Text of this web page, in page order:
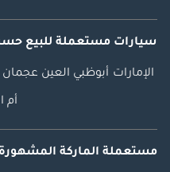
سيارات مستعملة للبيع
الإمارات أبوظبي العين عجمان
أم
مستعملة الماركة المشهورة